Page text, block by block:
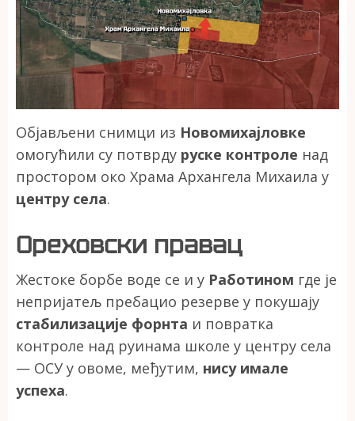
Објављени снимци из Новомихајловке
омогућили су потврду руске контроле над
простором око Храма Архангела Михаила у
центру села.
Ореховски правац
Жестоке борбе воде се и у Работином где је
непријатељ пребацио резерве у покушају
стабилизације форнта и повратка
контроле над руинама школе у центру села
— ОСУ у овоме, међутим, нису имале
успеха.